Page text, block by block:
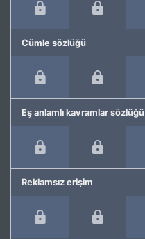
Cümle sözlüğü
Eş anlamlı kavramlar sözlüğü
Reklamsız erişim